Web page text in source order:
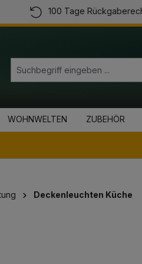
100 Tage
WOHNWELTEN ZUBEHÖR
Deckenleuchten Küche